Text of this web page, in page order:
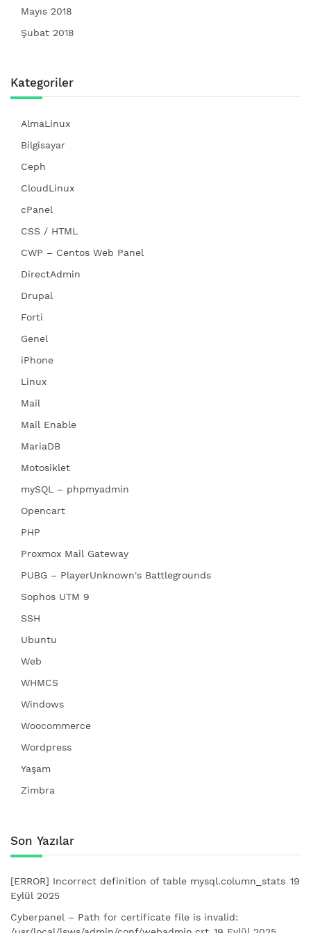
Mayıs 2018
Şubat 2018
Kategoriler
AlmaLinux
Bilgisayar
Ceph
CloudLinux
cPanel
CSS / HTML
CWP – Centos Web Panel
DirectAdmin
Drupal
Forti
Genel
iPhone
Linux
Mail
Mail Enable
MariaDB
Motosiklet
mySQL – phpmyadmin
Opencart
PHP
Proxmox Mail Gateway
PUBG – PlayerUnknown's Battlegrounds
Sophos UTM 9
SSH
Ubuntu
Web
WHMCS
Windows
Woocommerce
Wordpress
Yaşam
Zimbra
Son Yazılar
[ERROR] Incorrect definition of table mysql.column_stats 19
Eylül 2025
Cyberpanel – Path for certificate file is invalid: